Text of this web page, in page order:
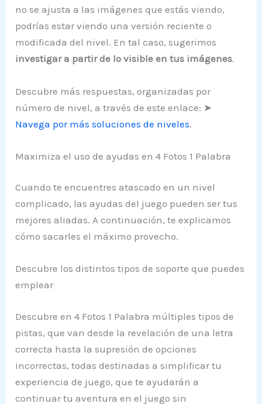
no se ajusta a las imágenes que estás viendo,
podrías estar viendo una versión reciente o
modificada del nivel. En tal caso, sugerimos
investigar a partir de lo visible en tus imágenes.
Descubre más respuestas, organizadas por
número de nivel, a través de este enlace: ➤
Navega por más soluciones de niveles.
Maximiza el uso de ayudas en 4 Fotos 1 Palabra
Cuando te encuentres atascado en un nivel
complicado, las ayudas del juego pueden ser tus
mejores aliadas. A continuación, te explicamos
cómo sacarles el máximo provecho.
Descubre los distintos tipos de soporte que puedes
emplear
Descubre en 4 Fotos 1 Palabra múltiples tipos de
pistas, que van desde la revelación de una letra
correcta hasta la supresión de opciones
incorrectas, todas destinadas a simplificar tu
experiencia de juego, que te ayudarán a
continuar tu aventura en el juego sin